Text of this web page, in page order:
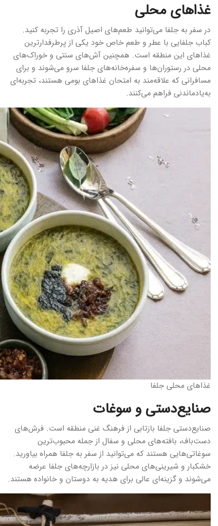
غذاهای محلی
در سفر به جلفا می‌توانید طعم‌های اصیل آذری را تجربه کنید.
کباب جلفایی با عطر و طعم خاص خود یکی از پرطرفدارترین
غذاهای این منطقه است. همچنین آش‌های سنتی و خوراک‌های
محلی در رستوران‌ها و سفره‌خانه‌های جلفا سرو می‌شوند و برای
مسافرانی که علاقه‌مند به امتحان غذاهای بومی هستند، تجربه‌ای
به‌یادماندنی فراهم می‌کنند.
غذاهای محلی جلفا
صنایع‌دستی و سوغات
صنایع‌دستی جلفا بازتابی از فرهنگ غنی منطقه است. فرش‌های
دست‌باف، بافته‌های محلی و سفال از جمله محبوب‌ترین
سوغاتی‌هایی هستند که می‌توانید از سفر به جلفا همراه بیاورید.
خشکبار و شیرینی‌های محلی نیز در بازارچه‌های جلفا عرضه
می‌شوند و گزینه‌ای عالی برای هدیه به دوستان و خانواده هستند.